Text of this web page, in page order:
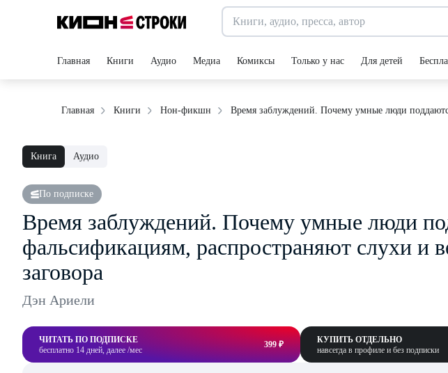
Главная Книги Аудио Медиа Комиксы Только у нас Для детей
Главная Книги Нон-фикшн Время заблуждений. Почему умные люди
Книга Аудио
По подписке
Время заблуждений. Почему умные люди
фальсификациям, распространяют слухи и
заговора
Дэн Ариели
ЧИТАТЬ ПО ПОДПИСКЕ
бесплатно 14 дней, далее /мес
399 ₽
КУПИТЬ ОТДЕЛЬНО
навсегда в профиле и без подписки